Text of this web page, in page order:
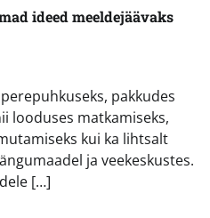
ideed meeldejäävaks
pakkudes
looduses matkamiseks,
kui ka lihtsalt
ja veekeskustes.
[…]